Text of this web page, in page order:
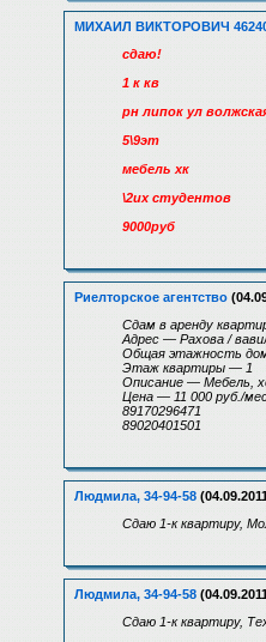
МИХАИЛ ВИКТОРОВИЧ
сдаю!
1 к кв
рн липок ул
5\9эт
мебель хк
\2их студентов
9000руб
Риелторское агентство
Сдам в аренду
Адрес — Рахова /
Общая этажность
Этаж квартиры — 1
Описание — Мебель,
Цена — 11 000 руб./
89170296471
89020401501
Людмила, 34-94-58
Сдаю 1-к квартиру,
Людмила, 34-94-58
Сдаю 1-к квартиру,